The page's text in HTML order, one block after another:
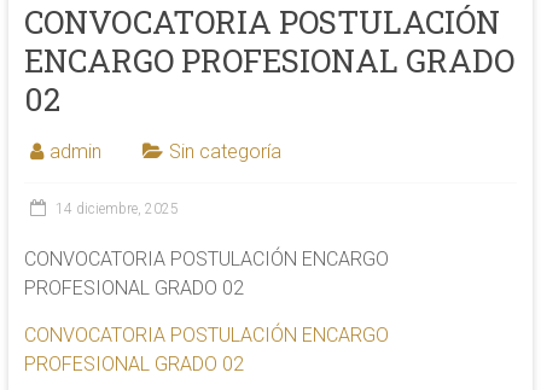
CONVOCATORIA POSTULACIÓN
ENCARGO PROFESIONAL GRADO
02
admin Sin categoría
14 diciembre, 2025
CONVOCATORIA POSTULACIÓN ENCARGO
PROFESIONAL GRADO 02
CONVOCATORIA POSTULACIÓN ENCARGO
PROFESIONAL GRADO 02